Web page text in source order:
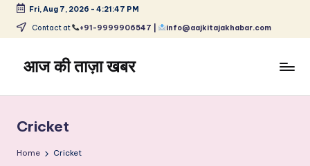
Skip
content
Fri, Aug 7, 2026 - 4:21:47 PM
Contact at +91-9999906547 | info@aajkitajakhabar.com
आज की ताज़ा खबर
ताज़ा
समाचार
–
Cricket
Home Cricket